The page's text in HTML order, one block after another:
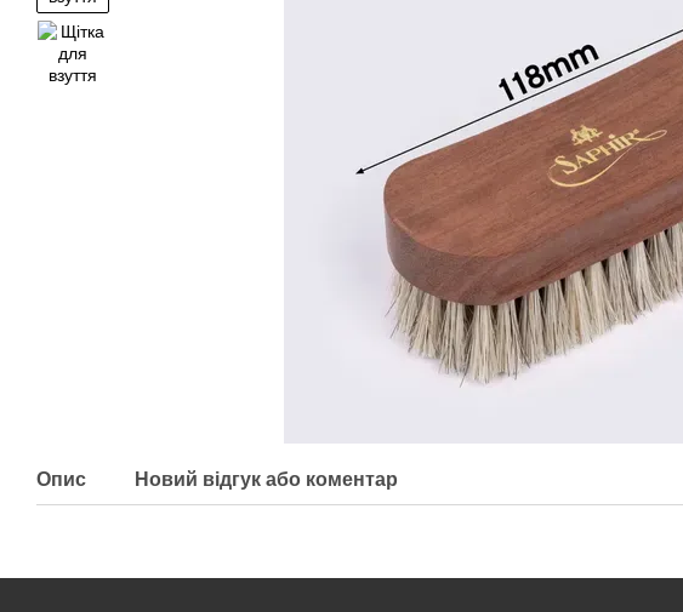
Опис Новий відгук або коментар